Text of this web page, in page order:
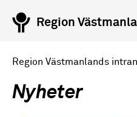
Region
Region Västmanlands
Nyheter